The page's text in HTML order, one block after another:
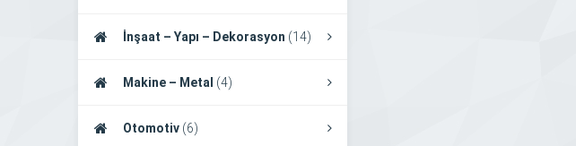
İnşaat – Yapı – Dekorasyon (14)
Makine – Metal (4)
Otomotiv (6)